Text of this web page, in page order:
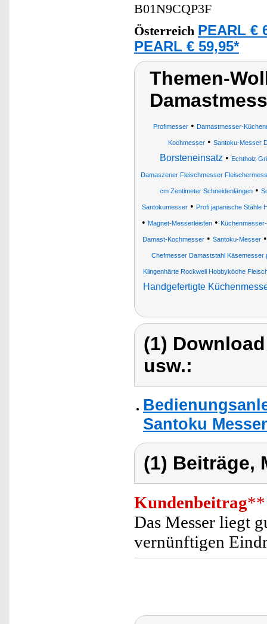
B01N9CQP3F
Österreich PEARL €
PEARL € 59,95*
Themen-
Profimesser • Damastmesser-
Kochmesser • Santoku-Messer
Borsteneinsatz • Echtholz
Damaszener Fleischmesser
cm Zentimeter Schneidenlängen•
Santokumesser• Profi japanische Stähle
• Magnet-Messerleisten•
Damast-Kochmesser• Santoku-Messer
Chefmesser Damaststahl Käsemesser
Klingenhärte Rockwell Hobbyköche
Handgefertigte
(1)
usw.:
Santoku
(1) Beiträge,
Kundenbeitrag**
Das Messer liegt
vernünftigen